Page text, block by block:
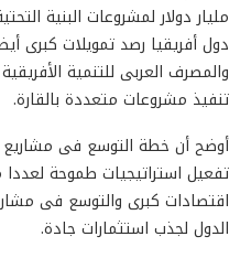
مليار دولار لمشروعات البنية
دول أفريقيا رصد تمويلات كبرى
والمصرف العربى للتنمية
تنفيذ مشروعات متعددة بالقارة.
أوضح أن خطة التوسع فى مشاريع
تفعيل استراتيجيات طموحة لعددا
اقتصادات كبرى والتوسع فى
الدول لجذب استثمارات جادة.